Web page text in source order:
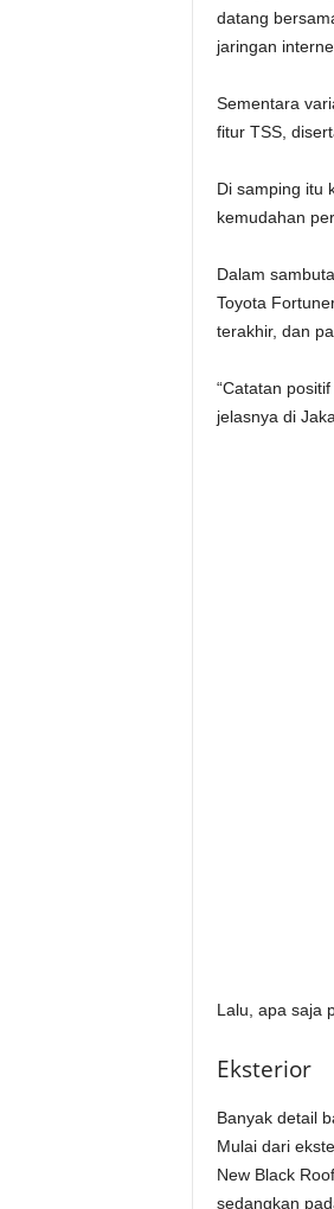
datang
jaringan
Sementara
fitur TSS,
Di samping itu
kemudahan
Dalam
Toyota
terakhir, dan
“Catatan
jelasnya di
Lalu, apa saja
Eksterior
Banyak detail
Mulai dari
New Black
sedangkan